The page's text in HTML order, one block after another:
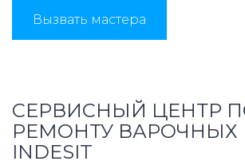
Вызвать мастера
СЕРВИСНЫЙ ЦЕНТР
РЕМОНТУ ВАРОЧНЫХ
INDESIT